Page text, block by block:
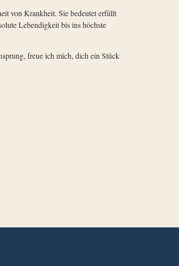
von Krankheit. Sie bedeutet erfüllt
Lebendigkeit bis ins höchste
freue ich mich, dich ein Stück